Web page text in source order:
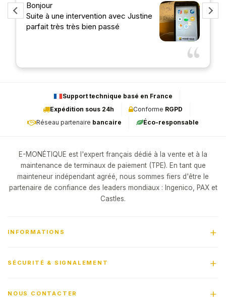
Bonjour
Suite à une intervention avec Justine
parfait très très bien passé
Support technique basé en France
Expédition sous 24h
Conforme RGPD
Réseau partenaire bancaire Éco-responsable
E-MONÉTIQUE est l'expert français dédié à la vente et à la
maintenance de terminaux de paiement (TPE). En tant que
mainteneur indépendant agréé, nous sommes fiers d'être le
partenaire de confiance des leaders mondiaux : Ingenico, PAX et
Castles.
INFORMATIONS
SÉCURITÉ & SIGNALEMENT
NOUS CONTACTER